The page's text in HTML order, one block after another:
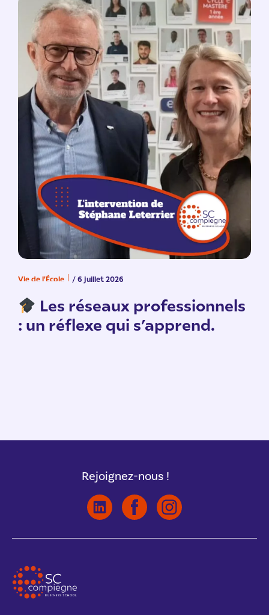
Vie de l'École / 6 juillet 2026
Les réseaux professionnels
: un réflexe qui s’apprend.
Rejoignez-nous !